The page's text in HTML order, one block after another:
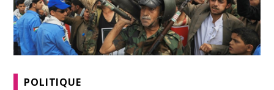
POLITIQUE